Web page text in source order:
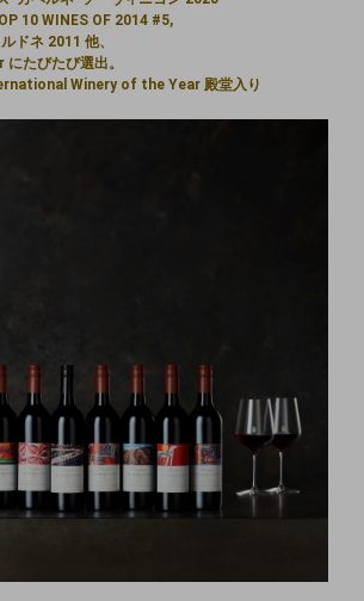
10 WINES OF 2014 #5,
ドネ 2011 他、
たびたび選出。
Winery of the Year 殿堂⼊り